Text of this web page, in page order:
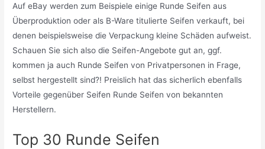
Auf eBay werden zum Beispiele einige Runde Seifen aus
Überproduktion oder als B-Ware titulierte Seifen verkauft, bei
denen beispielsweise die Verpackung kleine Schäden aufweist.
Schauen Sie sich also die Seifen-Angebote gut an, ggf.
kommen ja auch Runde Seifen von Privatpersonen in Frage,
selbst hergestellt sind?! Preislich hat das sicherlich ebenfalls
Vorteile gegenüber Seifen Runde Seifen von bekannten
Herstellern.
Top 30 Runde Seifen